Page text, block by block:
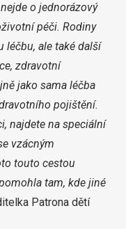
o jednorázový
péči. Rodiny
léčbu, ale také další
zdravotní
jako sama léčba
pojištění.
najdete na speciální
vzácným
touto cestou
tam, kde jiné
Patrona dětí